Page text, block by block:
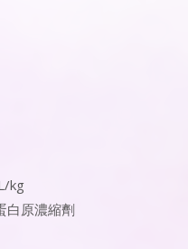
kg
白原濃縮劑